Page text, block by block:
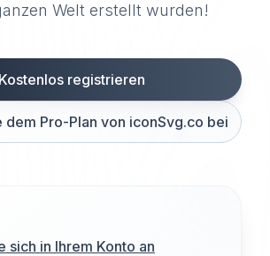
Welt erstellt wurden!
Kostenlos registrieren
dem Pro-Plan von iconSvg.co bei
sich in Ihrem Konto an